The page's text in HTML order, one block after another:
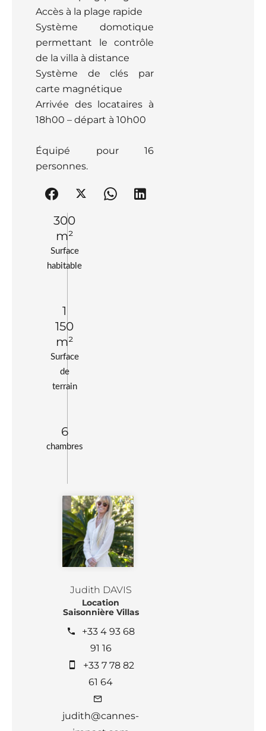
Surface
habitable
300
m²
Surface
de
terrain
1
150
m²
chambres
6
Judith DAVIS
Location
Saisonnière Villas
+33 4 93 68
91 16
+33 7 78 82
61 64
judith@cannes-
Accès à la plage rapide
Système domotique
permettant le contrôle
de la villa à distance
Système de clés par
carte magnétique
Arrivée des locataires à
18h00 – départ à 10h00
Équipé pour 16
personnes.